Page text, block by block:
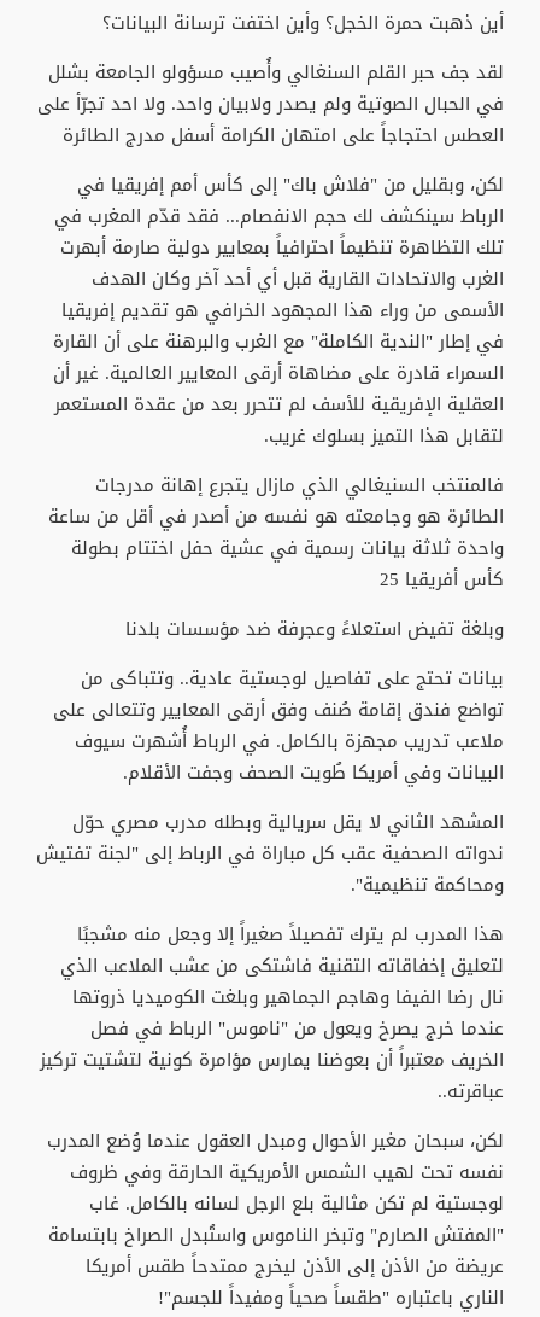
أين ذهبت حمرة الخجل؟ وأين اختفت ترسانة البيانات؟
لقد جف حبر القلم السنغالي وأُصيب مسؤولو الجامعة بشلل
في الحبال الصوتية ولم يصدر ولابيان واحد. ولا احد تجرّأ على
العطس احتجاجاً على امتهان الكرامة أسفل مدرج الطائرة
لكن، وبقليل من "فلاش باك" إلى كأس أمم إفريقيا في
الرباط سينكشف لك حجم الانفصام... فقد قدّم المغرب في
تلك التظاهرة تنظيماً احترافياً بمعايير دولية صارمة أبهرت
الغرب والاتحادات القارية قبل أي أحد آخر وكان الهدف
الأسمى من وراء هذا المجهود الخرافي هو تقديم إفريقيا
في إطار "الندية الكاملة" مع الغرب والبرهنة على أن القارة
السمراء قادرة على مضاهاة أرقى المعايير العالمية. غير أن
العقلية الإفريقية للأسف لم تتحرر بعد من عقدة المستعمر
لتقابل هذا التميز بسلوك غريب.
فالمنتخب السنيغالي الذي مازال يتجرع إهانة مدرجات
الطائرة هو وجامعته هو نفسه من أصدر في أقل من ساعة
واحدة ثلاثة بيانات رسمية في عشية حفل اختتام بطولة
كأس أفريقيا 25
وبلغة تفيض استعلاءً وعجرفة ضد مؤسسات بلدنا
بيانات تحتج على تفاصيل لوجستية عادية.. وتتباكى من
تواضع فندق إقامة صُنف وفق أرقى المعايير وتتعالى على
ملاعب تدريب مجهزة بالكامل. في الرباط أُشهرت سيوف
البيانات وفي أمريكا طُويت الصحف وجفت الأقلام.
المشهد الثاني لا يقل سريالية وبطله مدرب مصري حوّل
ندواته الصحفية عقب كل مباراة في الرباط إلى "لجنة تفتيش
ومحاكمة تنظيمية".
هذا المدرب لم يترك تفصيلاً صغيراً إلا وجعل منه مشجبًا
لتعليق إخفاقاته التقنية فاشتكى من عشب الملاعب الذي
نال رضا الفيفا وهاجم الجماهير وبلغت الكوميديا ذروتها
عندما خرج يصرخ ويعول من "ناموس" الرباط في فصل
الخريف معتبراً أن بعوضنا يمارس مؤامرة كونية لتشتيت تركيز
عباقرته..
لكن، سبحان مغير الأحوال ومبدل العقول عندما وُضع المدرب
نفسه تحت لهيب الشمس الأمريكية الحارقة وفي ظروف
لوجستية لم تكن مثالية بلع الرجل لسانه بالكامل. غاب
"المفتش الصارم" وتبخر الناموس واستُبدل الصراخ بابتسامة
عريضة من الأذن إلى الأذن ليخرج ممتدحاً طقس أمريكا
الناري باعتباره "طقساً صحياً ومفيداً للجسم"!